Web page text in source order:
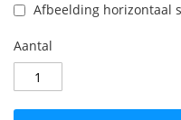
Afbeelding horizontaal
Aantal